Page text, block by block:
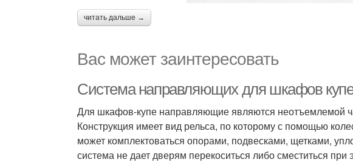
читать дальше →
Вас может заинтересовать
Система направляющих для шкафов
Для шкафов-купе направляющие являются неотъемлемой
Конструкция имеет вид рельса, по которому с помощью
может комплектоваться опорами, подвесками, щетками,
система не дает дверям перекоситься либо сместиться при